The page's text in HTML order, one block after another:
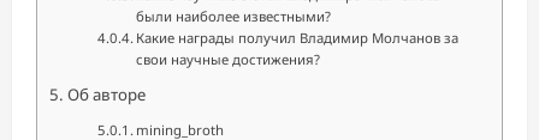
были наиболее известными?
Какие награды получил Владимир Молчанов за
свои научные достижения?
Об авторе
mining_broth